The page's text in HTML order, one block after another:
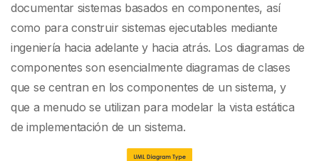
documentar sistemas basados en componentes, así
como para construir sistemas ejecutables mediante
ingeniería hacia adelante y hacia atrás. Los diagramas de
componentes son esencialmente diagramas de clases
que se centran en los componentes de un sistema, y
que a menudo se utilizan para modelar la vista estática
de implementación de un sistema.